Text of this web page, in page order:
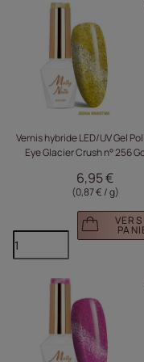
Vernis hybride LED/UV Gel
Eye Glacier Crush n° 256
6,95 €
(0,87 € / g)